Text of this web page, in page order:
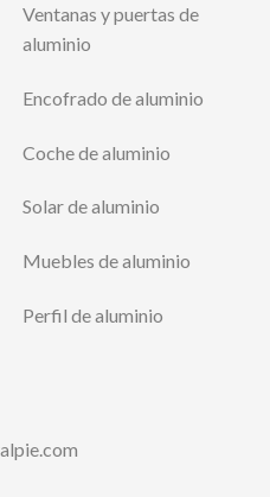
Ventanas y puertas de
aluminio
Encofrado de aluminio
Coche de aluminio
Solar de aluminio
Muebles de aluminio
Perfil de aluminio